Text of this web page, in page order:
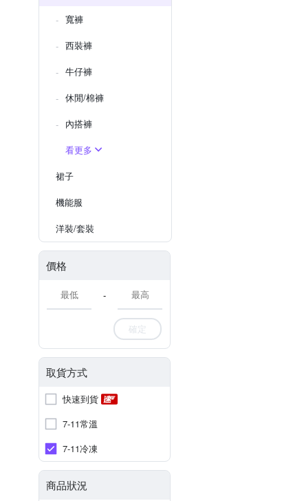
寬褲
西裝褲
牛仔褲
休閒/棉褲
內搭褲
看更多
裙子
機能服
洋裝/套裝
價格
-
確定
取貨方式
快速到貨
7-11常溫
7-11冷凍
商品狀況